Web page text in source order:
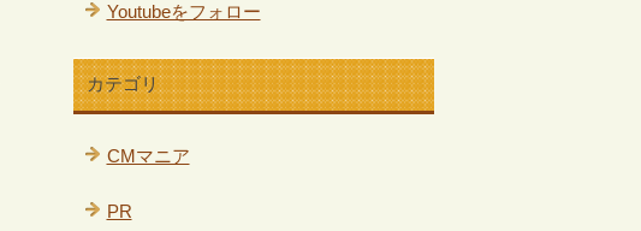
Youtubeをフォロー
カテゴリ
CMマニア
PR